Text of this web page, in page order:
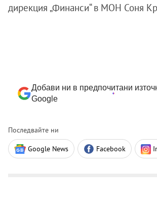
дирекция „Финанси“ в МОН Соня
Добави ни в предпочитани
Google
Последвайте ни
Google News Facebook